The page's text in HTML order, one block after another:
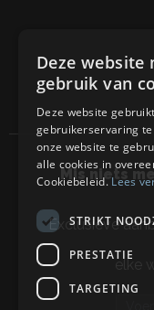
Mis niets
Exclusieve
elke
Deze website
gebruik van
Deze website
gebruikerservaring
onze website te
alle cookies in
Cookiebeleid.Lees
STRIKT
PRESTATIE
TARGETING